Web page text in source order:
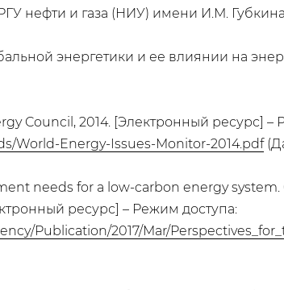
нефти и газа (НИУ) имени И.М. Губкина,
энергетики и ее влиянии на
Council, 2014. [Электронный ресурс] –
World-Energy-Issues-Monitor-2014.pdf
needs for a low-carbon energy
ресурс] – Режим доступа:
Publication/2017/Mar/